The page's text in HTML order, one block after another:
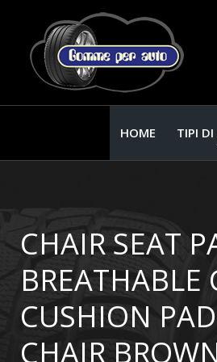
HOME TIPI
CHAIR SEAT
BREATHABLE
CUSHION
CHAIR